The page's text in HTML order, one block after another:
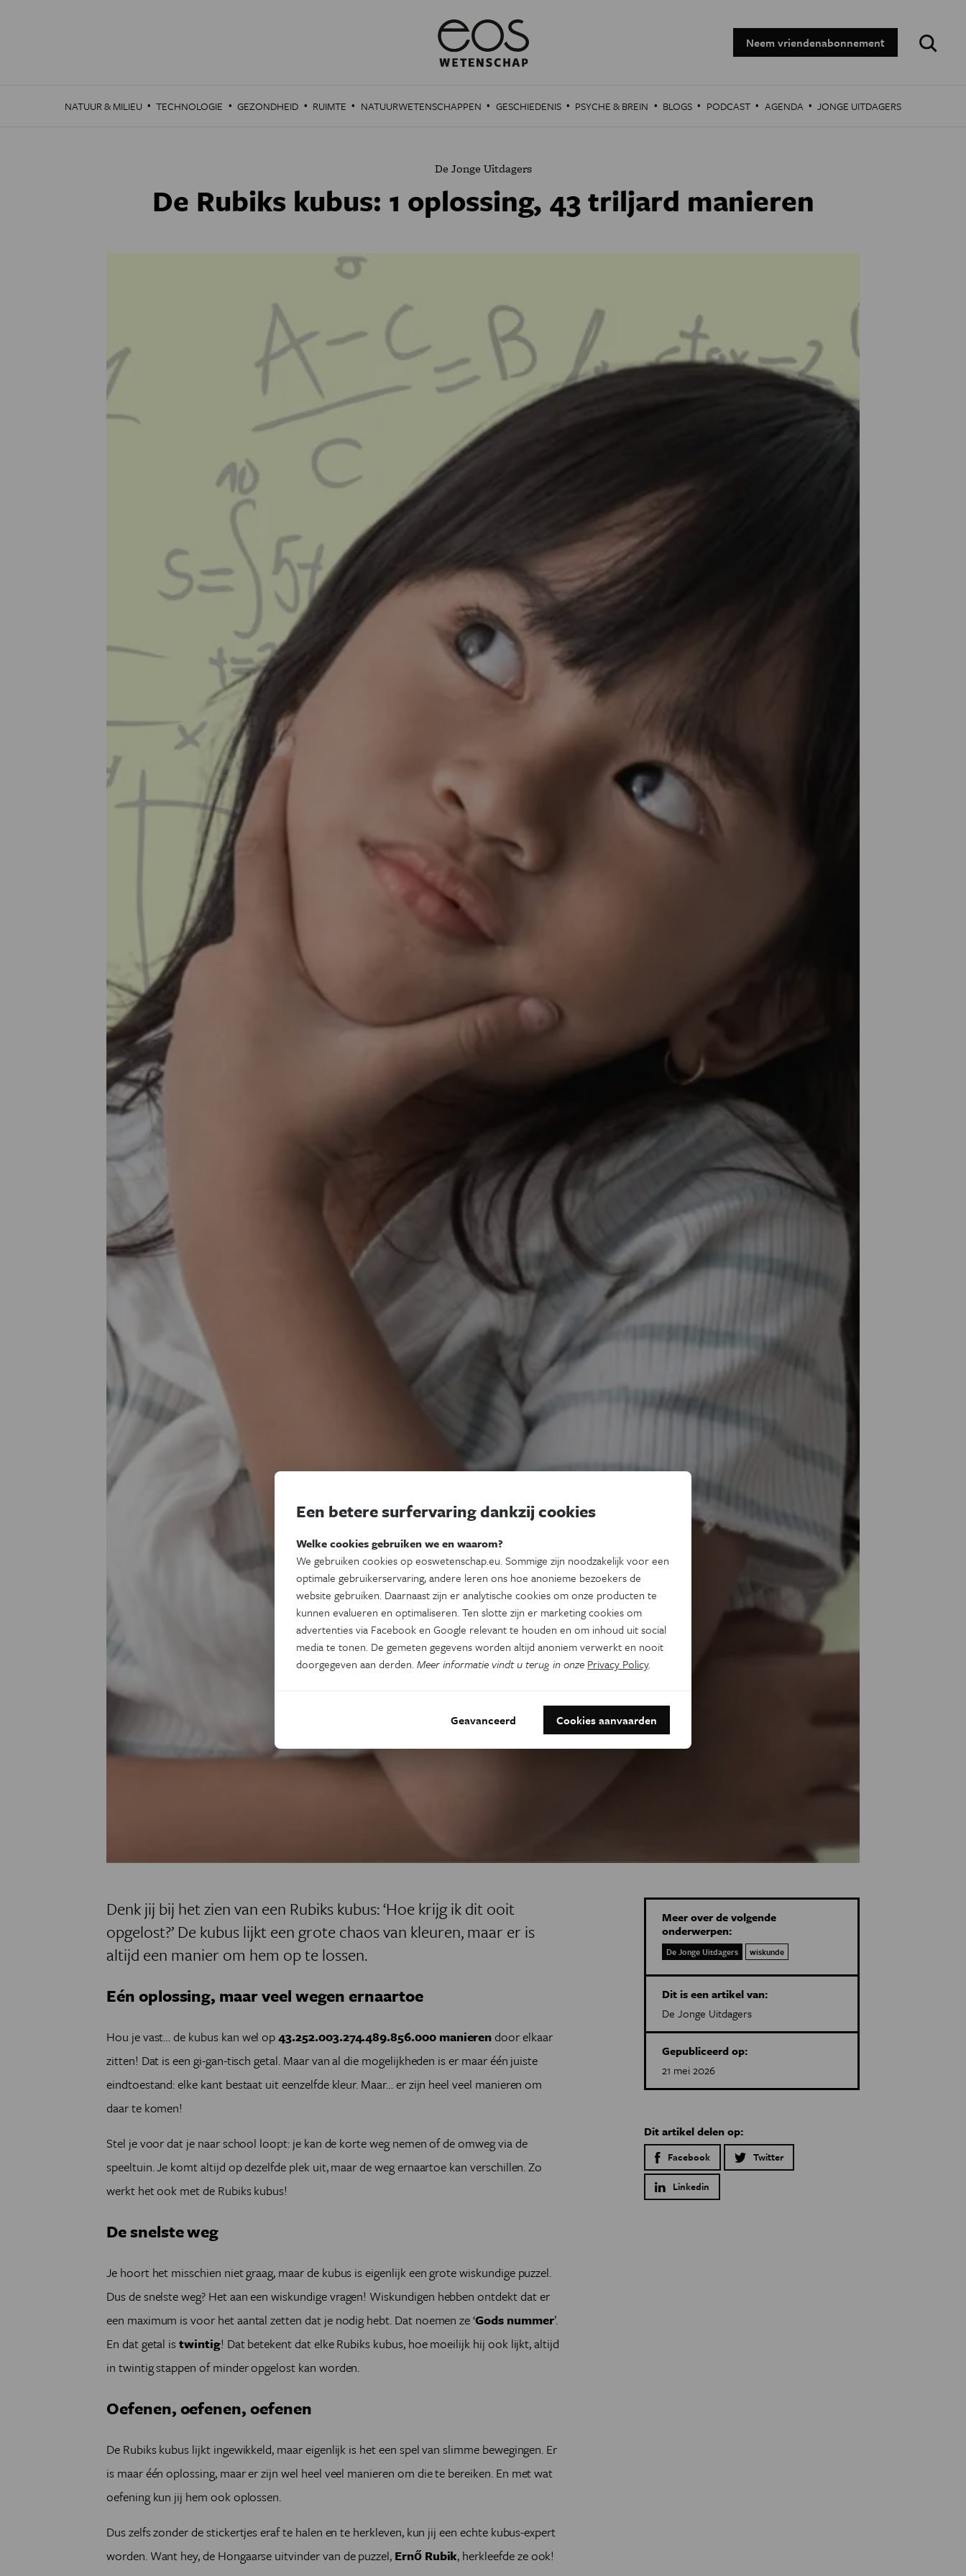
Neem vriendenabonnement
Zoeken:
NATUUR & MILIEU · TECHNOLOGIE · GEZONDHEID · RUIMTE · NATUURWETENSCHAPPEN · GESCHIEDENIS · PSYCHE & BREIN · BLOGS · PODCAST · AGENDA · JONGE UITDAGERS
De Jonge Uitdagers
De Rubiks kubus: 1 oplossing, 43 triljard manieren
Denk jij bij het zien van een Rubiks kubus: ‘Hoe krijg ik dit ooit
opgelost?’ De kubus lijkt een grote chaos van kleuren, maar er is
altijd een manier om hem op te lossen.
Eén oplossing, maar veel wegen ernaartoe
Hou je vast… de kubus kan wel op43.252.003.274.489.856.000 manierendoor elkaar
zitten! Dat is een gi-gan-tisch getal. Maar van al die mogelijkheden is er maar één juiste
eindtoestand: elke kant bestaat uit eenzelfde kleur. Maar… er zijn heel veel manieren om
daar te komen!
Stel je voor dat je naar school loopt: je kan de korte weg nemen of de omweg via de
speeltuin. Je komt altijd op dezelfde plek uit, maar de weg ernaartoe kan verschillen. Zo
werkt het ook met de Rubiks kubus!
De snelste weg
Je hoort het misschien niet graag, maar de kubus is eigenlijk een grote wiskundige puzzel.
Dus de snelste weg? Het aan een wiskundige vragen! Wiskundigen hebben ontdekt dat er
een maximum is voor het aantal zetten dat je nodig hebt. Dat noemen ze ‘Gods nummer’.
En dat getal istwintig! Dat betekent dat elke Rubiks kubus, hoe moeilijk hij ook lijkt, altijd
in twintig stappen of minder opgelost kan worden.
Oefenen, oefenen, oefenen
De Rubiks kubus lijkt ingewikkeld, maar eigenlijk is het een spel van slimme bewegingen. Er
is maar één oplossing, maar er zijn wel heel veel manieren om die te bereiken. En met wat
oefening kun jij hem ook oplossen.
Dus zelfs zonder de stickertjes eraf te halen en te herkleven, kun jij een echte kubus-expert
worden. Want hey, de Hongaarse uitvinder van de puzzel, Ernő Rubik, herkleefde ze ook!
Meer over de volgende
onderwerpen:
De Jonge Uitdagers wiskunde
Dit is een artikel van:
De Jonge Uitdagers
Gepubliceerd op:
21 mei 2026
Dit artikel delen op:
Facebook Twitter
Linkedin
Een betere surfervaring dankzij cookies
Welke cookies gebruiken we en waarom?
We gebruiken cookies op eoswetenschap.eu. Sommige zijn noodzakelijk voor een
optimale gebruikerservaring, andere leren ons hoe anonieme bezoekers de
website gebruiken. Daarnaast zijn er analytische cookies om onze producten te
kunnen evalueren en optimaliseren. Ten slotte zijn er marketing cookies om
advertenties via Facebook en Google relevant te houden en om inhoud uit social
media te tonen. De gemeten gegevens worden altijd anoniem verwerkt en nooit
doorgegeven aan derden.Meer informatie vindt u terug in onze Privacy Policy.
Geavanceerd Cookies aanvaarden